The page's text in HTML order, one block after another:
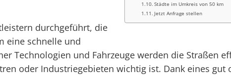
Städte im Umkreis von 50 km
Jetzt Anfrage stellen
durchgeführt, die
eine schnelle und
Technologien und Fahrzeuge werden die Straßen
oder Industriegebieten wichtig ist. Dank eines gut